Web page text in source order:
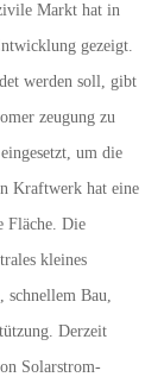
Markt hat in
gezeigt.
werden soll, gibt
zeugung zu
um die
Kraftwerk hat eine
Fläche. Die
kleines
schnellem Bau,
Derzeit
Solarstrom-